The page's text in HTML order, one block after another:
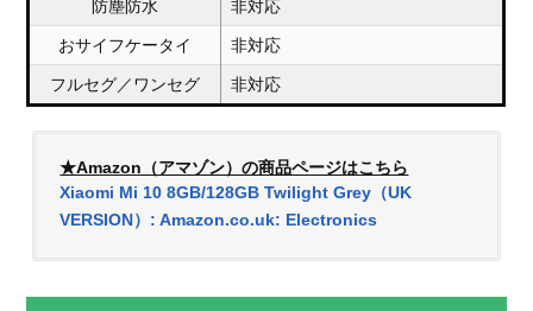
防塵防水 非対応
おサイフケータイ 非対応
フルセグ／ワンセグ 非対応
★Amazon（アマゾン）の商品ページはこちら
Xiaomi Mi 10 8GB/128GB Twilight Grey（UK
VERSION）: Amazon.co.uk: Electronics